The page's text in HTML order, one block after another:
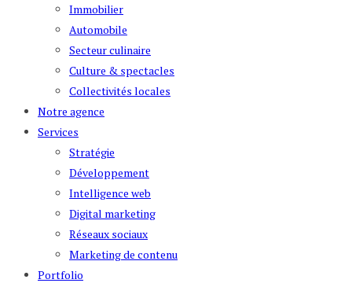
Immobilier
Automobile
Secteur culinaire
Culture & spectacles
Collectivités locales
Notre agence
Services
Stratégie
Développement
Intelligence web
Digital marketing
Réseaux sociaux
Marketing de contenu
Portfolio